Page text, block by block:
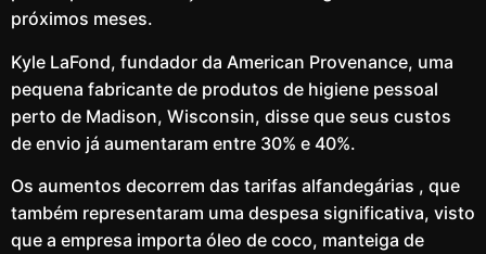
próximos meses.
Kyle LaFond, fundador da American Provenance, uma
pequena fabricante de produtos de higiene pessoal
perto de Madison, Wisconsin, disse que seus custos
de envio já aumentaram entre 30% e 40%.
Os aumentos decorrem das tarifas alfandegárias , que
também representaram uma despesa significativa, visto
que a empresa importa óleo de coco, manteiga de